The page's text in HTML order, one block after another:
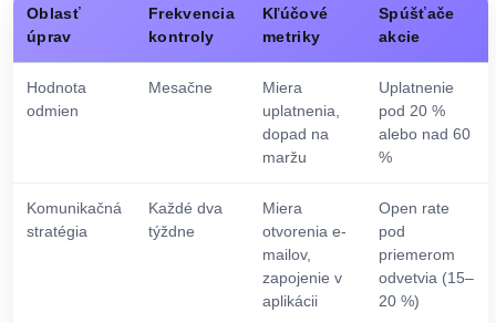
Oblasť
úprav
Frekvencia
kontroly
Kľúčové
metriky
Spúšťače
akcie
Hodnota
odmien
Mesačne
Miera
uplatnenia,
dopad na
maržu
Uplatnenie
pod 20 %
alebo nad 60
%
Komunikačná
stratégia
Každé dva
týždne
Miera
otvorenia e-
mailov,
zapojenie v
aplikácii
Open rate
pod
priemerom
odvetvia (15–
20 %)